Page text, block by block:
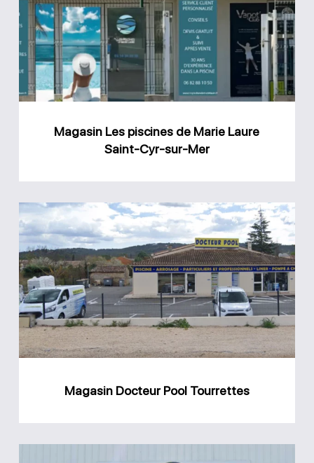
piscines
de
Marie
Laure
Saint-
Magasin Les piscines de Marie Laure
Saint-Cyr-sur-Mer
Magasin
Docteur
Pool
Tourrettes
Magasin Docteur Pool Tourrettes